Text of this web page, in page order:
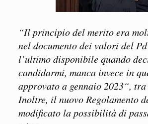
“Il principio del merito era
nel documento dei valori del
l’ultimo disponibile quando
candidarmi, manca invece in
approvato a gennaio 2023“,
Inoltre, il nuovo Regolamento
modificato la possibilità di